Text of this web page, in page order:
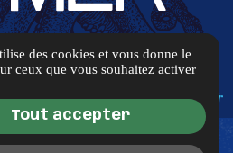
des cookies et vous donne le
ceux que vous souhaitez activer
Tout accepter